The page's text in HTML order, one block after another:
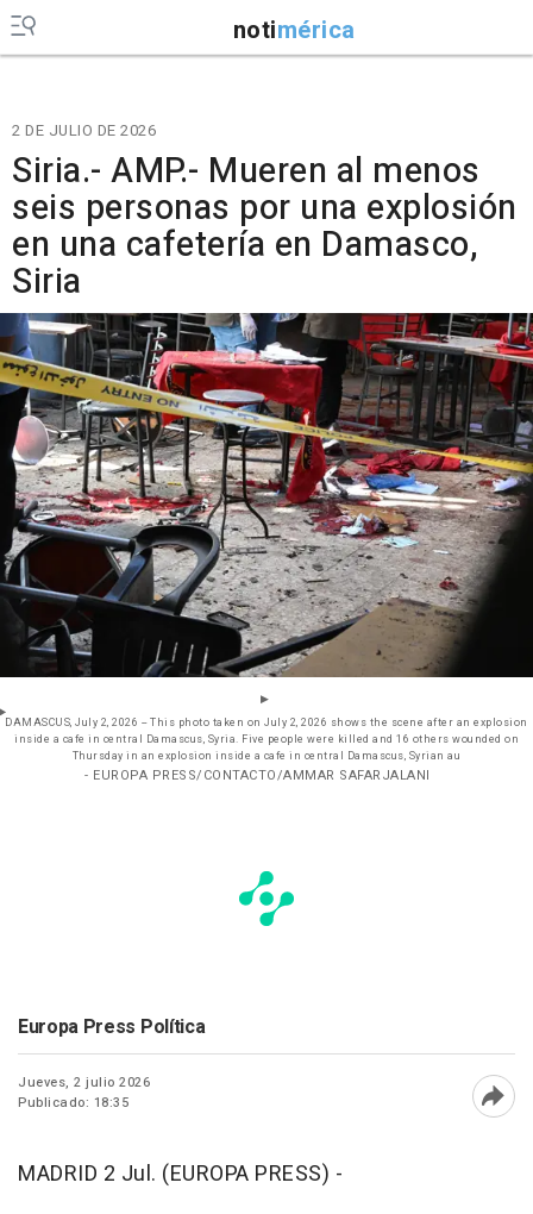
notimérica
2 DE JULIO DE 2026
Siria.- AMP.- Mueren al menos
seis personas por una explosión
en una cafetería en Damasco,
Siria
DAMASCUS, July 2, 2026 -- This photo taken on July 2, 2026 shows the scene after an explosion
inside a cafe in central Damascus, Syria. Five people were killed and 16 others wounded on
Thursday in an explosion inside a cafe in central Damascus, Syrian au
- EUROPA PRESS/CONTACTO/AMMAR SAFARJALANI
Europa Press Política
Jueves, 2 julio 2026
Publicado: 18:35
MADRID 2 Jul. (EUROPA PRESS) -